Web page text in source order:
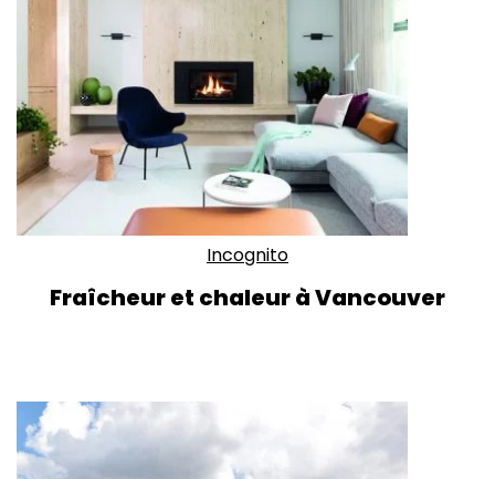
Incognito
Fraîcheur et chaleur à Vancouver